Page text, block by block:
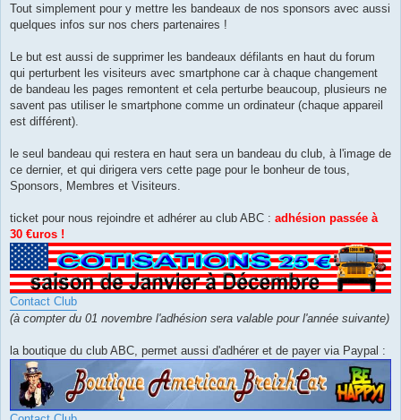
Tout simplement pour y mettre les bandeaux de nos sponsors avec aussi
quelques infos sur nos chers partenaires !
Le but est aussi de supprimer les bandeaux défilants en haut du forum
qui perturbent les visiteurs avec smartphone car à chaque changement
de bandeau les pages remontent et cela perturbe beaucoup, plusieurs ne
savent pas utiliser le smartphone comme un ordinateur (chaque appareil
est différent).
le seul bandeau qui restera en haut sera un bandeau du club, à l'image de
ce dernier, et qui dirigera vers cette page pour le bonheur de tous,
Sponsors, Membres et Visiteurs.
ticket pour nous rejoindre et adhérer au club ABC : adhésion passée à
30 €uros !
Contact Club
(à compter du 01 novembre l'adhésion sera valable pour l'année suivante)
la boutique du club ABC, permet aussi d'adhérer et de payer via Paypal :